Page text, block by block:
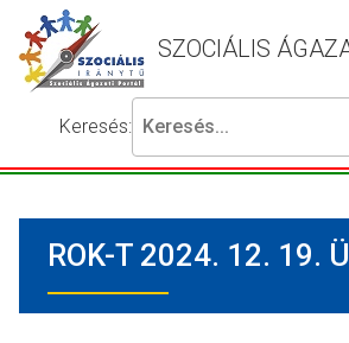
SZOCIÁLIS
Keresés:
Írja
be
keresni
kívánt
majd
ROK-T 2024. 12. 19.